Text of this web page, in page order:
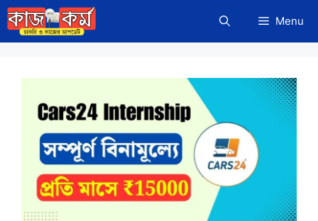
Skip
to
content
Menu